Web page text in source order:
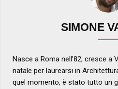
SIMONE
Nasce a Roma nell’82, cresce a
natale per laurearsi in
quel momento, è stato tutto un